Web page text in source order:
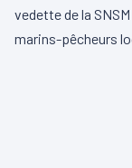
vedette de la
marins-pêcheurs